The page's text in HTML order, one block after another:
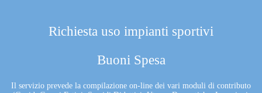
Richiesta uso impianti sportivi
Buoni Spesa
Il servizio prevede la compilazione on-line dei vari moduli di contributo